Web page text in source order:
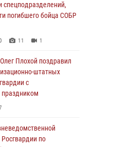
спецподразделений,
погибшего бойца СОБР
11 1
Плохой поздравил
штатных
с
по